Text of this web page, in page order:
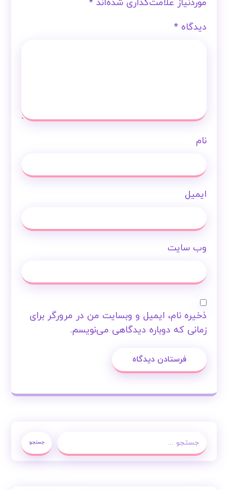
موردنیاز علامت‌گذاری شده‌اند*
دیدگاه*
نام
ایمیل
وب‌ سایت
ذخیره نام، ایمیل و وبسایت من در مرورگر برای
زمانی که دوباره دیدگاهی می‌نویسم.
فرستادن دیدگاه
جستجو